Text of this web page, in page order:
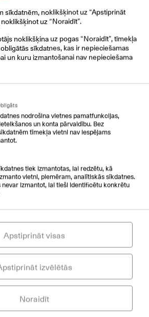
displejs
diodes
iespējas
ethernet porti ar PoE
iespēja uz Flash atmiņas kartes
iespēja caur WF40/WF50
DECT tīklam caur DD10K
uz sienas
bloks nav iekļauts
8 EUR
sīkdatnēm, noklikšķinot uz “Apstiprināt
uz “Noraidīt”.
noklikšķina uz pogas “Noraidīt”, tīmekļa
sīkdatnes, kas ir nepieciešamas
un kuru izmantošanai nav nepieciešama
nodrošina vietnes pamatfunkcijas,
un konta pārvaldību. Bez
tīmekļa vietni nav iespējams
tiek izmantotas, lai redzētu, kā
vietni, piemēram, analītiskās sīkdatnes.
nevar izmantot, lai tieši identificētu konkrētu
Noraidīt
izvēlētās
Apstiprināt visas